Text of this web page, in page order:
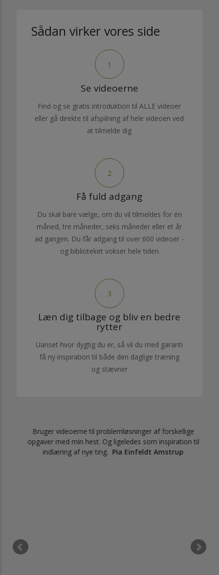
Sådan virker vores side
1
Se videoerne
Find og se gratis introduktion til ALLE videoer
eller gå direkte til afspilning af hele videoen ved
at tilmelde dig
2
Få fuld adgang
Du skal bare vælge, om du vil tilmeldes for én
måned, tre måneder, seks måneder eller et år
ad gangen. Du får adgang til over 600 videoer -
og biblioteket vokser hele tiden
3
Læn dig tilbage og bliv en bedre
rytter
Uanset hvor dygtig du er, så vil du med garanti
få ny inspiration til både den daglige træning
og stævner
Bruger videoerne til problemløsninger af forskellige
opgaver med min hest. Og ligeledes som inspiration til
indlæring af nye ting. Pia Einfeldt Amstrup